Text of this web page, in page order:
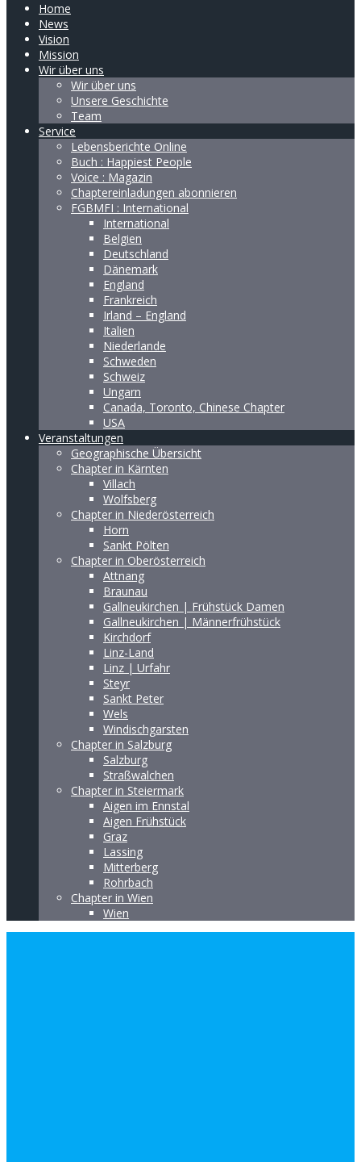
Home
News
Vision
Mission
Wir über uns
Wir über uns
Unsere Geschichte
Team
Service
Lebensberichte Online
Buch : Happiest People
Voice : Magazin
Chaptereinladungen abonnieren
FGBMFI : International
International
Belgien
Deutschland
Dänemark
England
Frankreich
Irland – England
Italien
Niederlande
Schweden
Schweiz
Ungarn
Canada, Toronto, Chinese Chapter
USA
Veranstaltungen
Geographische Übersicht
Chapter in Kärnten
Villach
Wolfsberg
Chapter in Niederösterreich
Horn
Sankt Pölten
Chapter in Oberösterreich
Attnang
Braunau
Gallneukirchen | Frühstück Damen
Gallneukirchen | Männerfrühstück
Kirchdorf
Linz-Land
Linz | Urfahr
Steyr
Sankt Peter
Wels
Windischgarsten
Chapter in Salzburg
Salzburg
Straßwalchen
Chapter in Steiermark
Aigen im Ennstal
Aigen Frühstück
Graz
Lassing
Mitterberg
Rohrbach
Chapter in Wien
Wien